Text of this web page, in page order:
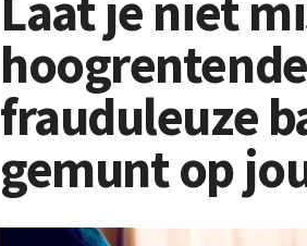
frauduleuze
gemunt op